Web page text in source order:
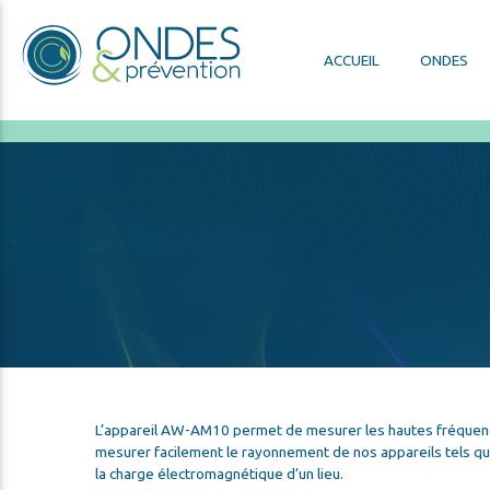
ACCUEIL ONDES
L’appareil AW-AM10 permet de mesurer les hautes
mesurer facilement le rayonnement de nos appareils tels
la charge électromagnétique d’un lieu.